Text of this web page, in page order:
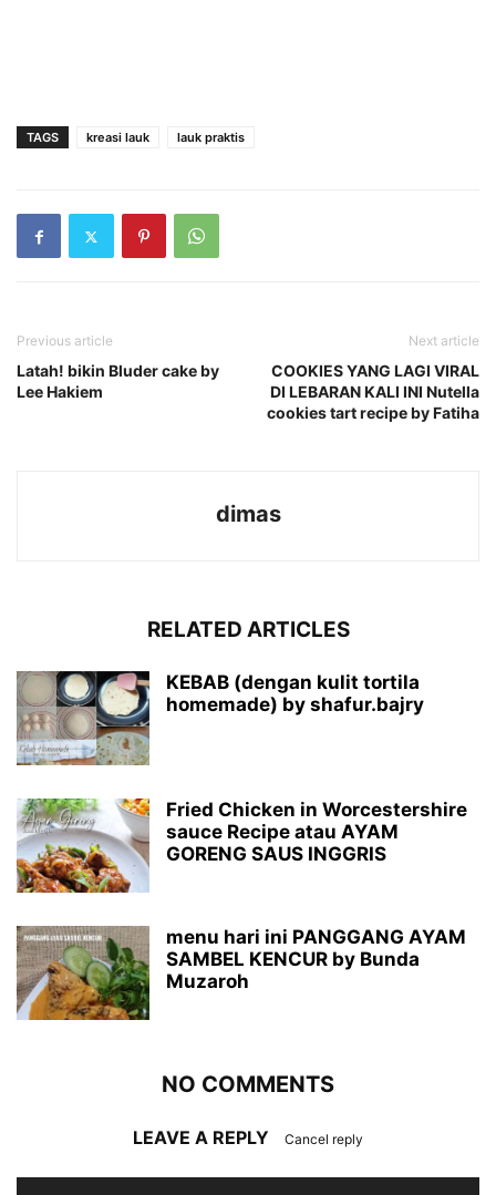
TAGS kreasi lauk lauk praktis
Previous article
Latah! bikin Bluder cake by
Lee Hakiem
Next article
COOKIES YANG LAGI VIRAL
DI LEBARAN KALI INI Nutella
cookies tart recipe by Fatiha
dimas
RELATED ARTICLES
KEBAB (dengan kulit tortila
homemade) by shafur.bajry
Fried Chicken in Worcestershire
sauce Recipe atau AYAM
GORENG SAUS INGGRIS
menu hari ini PANGGANG AYAM
SAMBEL KENCUR by Bunda
Muzaroh
NO COMMENTS
LEAVE A REPLY Cancel reply